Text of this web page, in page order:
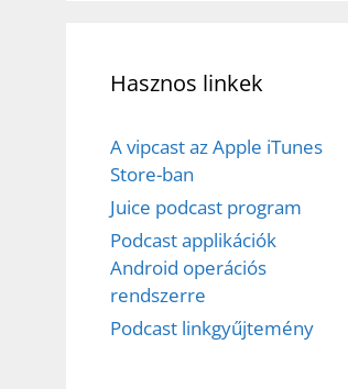
Hasznos linkek
A vipcast az Apple iTunes
Store-ban
Juice podcast program
Podcast applikációk
Android operációs
rendszerre
Podcast linkgyűjtemény